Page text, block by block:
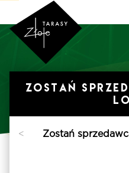
Zostań
< Zostań